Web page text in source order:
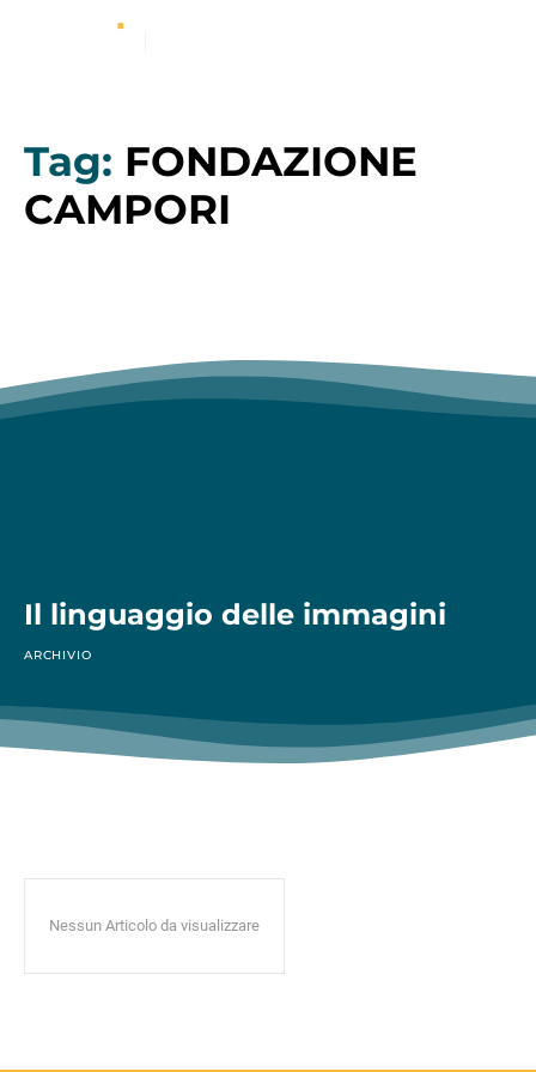
Tag: FONDAZIONE
CAMPORI
Il linguaggio delle immagini
ARCHIVIO
Nessun Articolo da visualizzare